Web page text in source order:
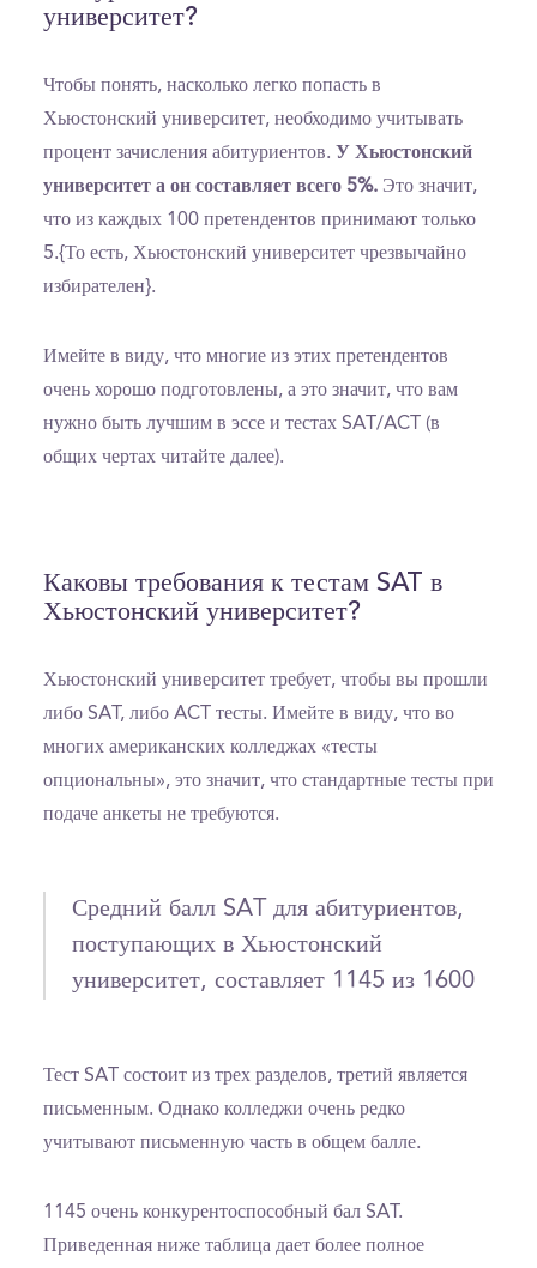
университет?
Чтобы понять, насколько легко попасть в
Хьюстонский университет, необходимо учитывать
процент зачисления абитуриентов. У Хьюстонский
университет а он составляет всего 5%. Это значит,
что из каждых 100 претендентов принимают только
5.{То есть, Хьюстонский университет чрезвычайно
избирателен}.
Имейте в виду, что многие из этих претендентов
очень хорошо подготовлены, а это значит, что вам
нужно быть лучшим в эссе и тестах SAT/ACT (в
общих чертах читайте далее).
Каковы требования к тестам SAT в
Хьюстонский университет?
Хьюстонский университет требует, чтобы вы прошли
либо SAT, либо ACT тесты. Имейте в виду, что во
многих американских колледжах «тесты
опциональны», это значит, что стандартные тесты при
подаче анкеты не требуются.
Средний балл SAT для абитуриентов,
поступающих в Хьюстонский
университет, составляет 1145 из 1600
Тест SAT состоит из трех разделов, третий является
письменным. Однако колледжи очень редко
учитывают письменную часть в общем балле.
1145 очень конкурентоспособный бал SAT.
Приведенная ниже таблица дает более полное